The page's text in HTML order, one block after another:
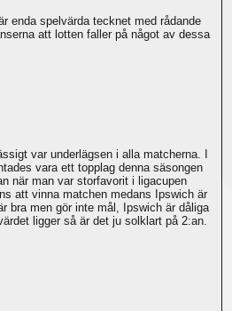
enda spelvärda tecknet med rådande
att lotten faller på något av dessa
var underlägsen i alla matcherna. I
vara ett topplag denna säsongen
när man var storfavorit i ligacupen
att vinna matchen medans Ipswich är
bra men gör inte mål, Ipswich är dåliga
ligger så är det ju solklart på 2:an.